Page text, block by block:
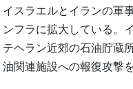
イスラエルとイランの軍
ンフラに拡大している。
テヘラン近郊の石油貯蔵
油関連施設への報復攻撃